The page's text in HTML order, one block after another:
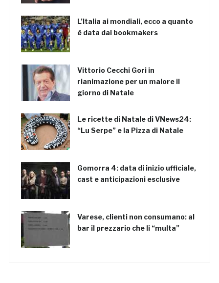
L’Italia ai mondiali, ecco a quanto
è data dai bookmakers
Vittorio Cecchi Gori in
rianimazione per un malore il
giorno di Natale
Le ricette di Natale di VNews24:
“Lu Serpe” e la Pizza di Natale
Gomorra 4: data di inizio ufficiale,
cast e anticipazioni esclusive
Varese, clienti non consumano: al
bar il prezzario che li “multa”